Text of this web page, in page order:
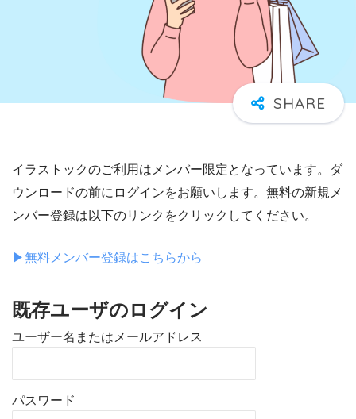
イラストックのご利用はメンバー限定となっています。ダ
ウンロードの前にログインをお願いします。無料の新規メ
ンバー登録は以下のリンクをクリックしてください。
▶︎無料メンバー登録はこちらから
既存ユーザのログイン
ユーザー名またはメールアドレス
パスワード